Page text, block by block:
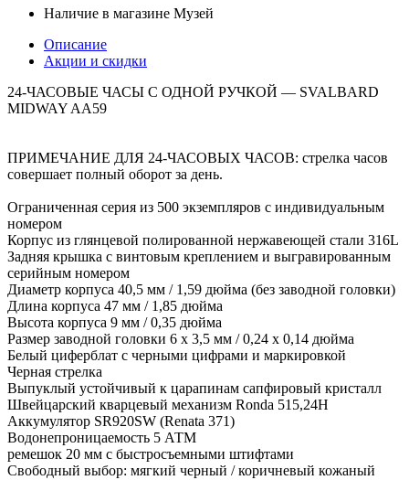
Наличие в магазине Музей
Описание
Акции и скидки
24-ЧАСОВЫЕ ЧАСЫ С ОДНОЙ РУЧКОЙ — SVALBARD
MIDWAY AA59
ПРИМЕЧАНИЕ ДЛЯ 24-ЧАСОВЫХ ЧАСОВ: стрелка часов
совершает полный оборот за день.
Ограниченная серия из 500 экземпляров с индивидуальным
номером
Корпус из глянцевой полированной нержавеющей стали 316L
Задняя крышка с винтовым креплением и выгравированным
серийным номером
Диаметр корпуса 40,5 мм / 1,59 дюйма (без заводной головки)
Длина корпуса 47 мм / 1,85 дюйма
Высота корпуса 9 мм / 0,35 дюйма
Размер заводной головки 6 x 3,5 мм / 0,24 x 0,14 дюйма
Белый циферблат с черными цифрами и маркировкой
Черная стрелка
Выпуклый устойчивый к царапинам сапфировый кристалл
Швейцарский кварцевый механизм Ronda 515,24H
Аккумулятор SR920SW (Renata 371)
Водонепроницаемость 5 АТМ
ремешок 20 мм с быстросъемными штифтами
Свободный выбор: мягкий черный / коричневый кожаный